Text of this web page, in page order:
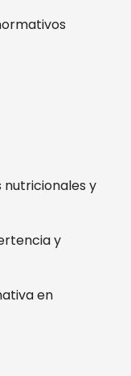
y
y
en